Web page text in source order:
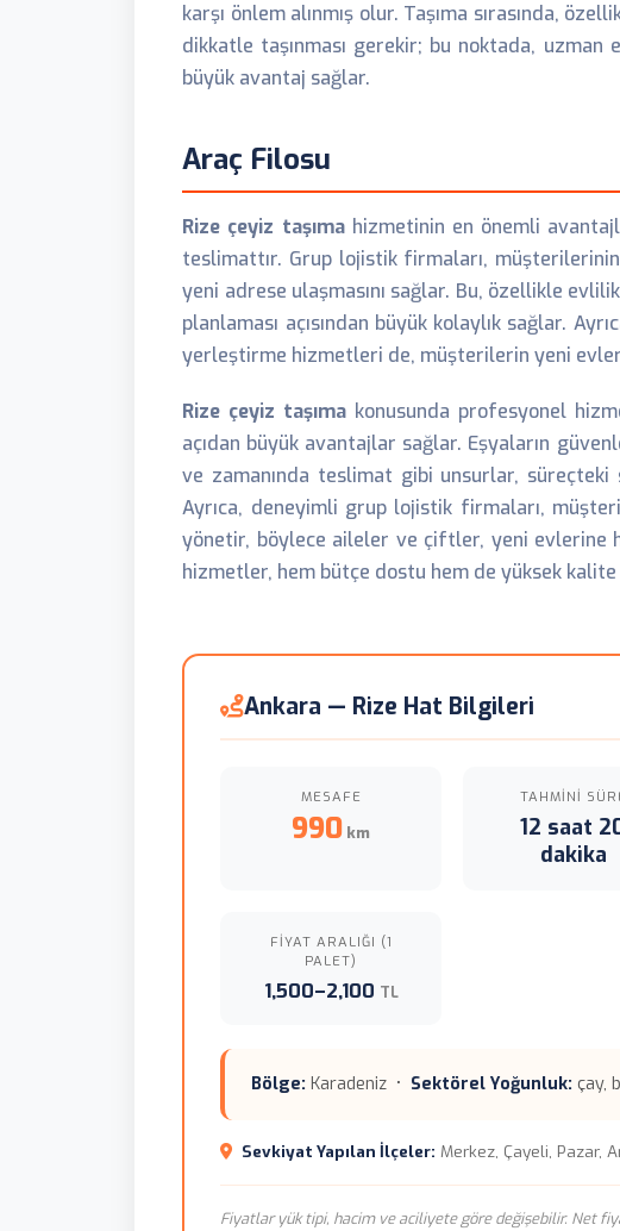
karşı önlem alınmış olur. Taşıma sırasında,
dikkatle taşınması gerekir; bu noktada, uzman
büyük avantaj sağlar.
Araç Filosu
Rize çeyiz taşımahizmetinin en önemli
teslimattır. Grup lojistik firmaları,
yeni adrese ulaşmasını sağlar. Bu, özellikle
planlaması açısından büyük kolaylık sağlar.
yerleştirme hizmetleri de, müşterilerin yeni
Rize çeyiz taşıma konusunda profesyonel
açıdan büyük avantajlar sağlar. Eşyaların
ve zamanında teslimat gibi unsurlar,
Ayrıca, deneyimli grup lojistik firmaları,
yönetir, böylece aileler ve çiftler, yeni evlerine
hizmetler, hem bütçe dostu hem de yüksek
Ankara — Rize Hat Bilgileri
MESAFE
990 km
TAHMINI
12 saat
dakika
FIYAT ARALIĞI (1
PALET)
1,500–2,100 TL
Bölge: Karadeniz • Sektörel Yoğunluk: çay,
Sevkiyat Yapılan İlçeler: Merkez, Çayeli, Pazar,
Fiyatlar yük tipi, hacim ve aciliyete göre değişebilir. Net